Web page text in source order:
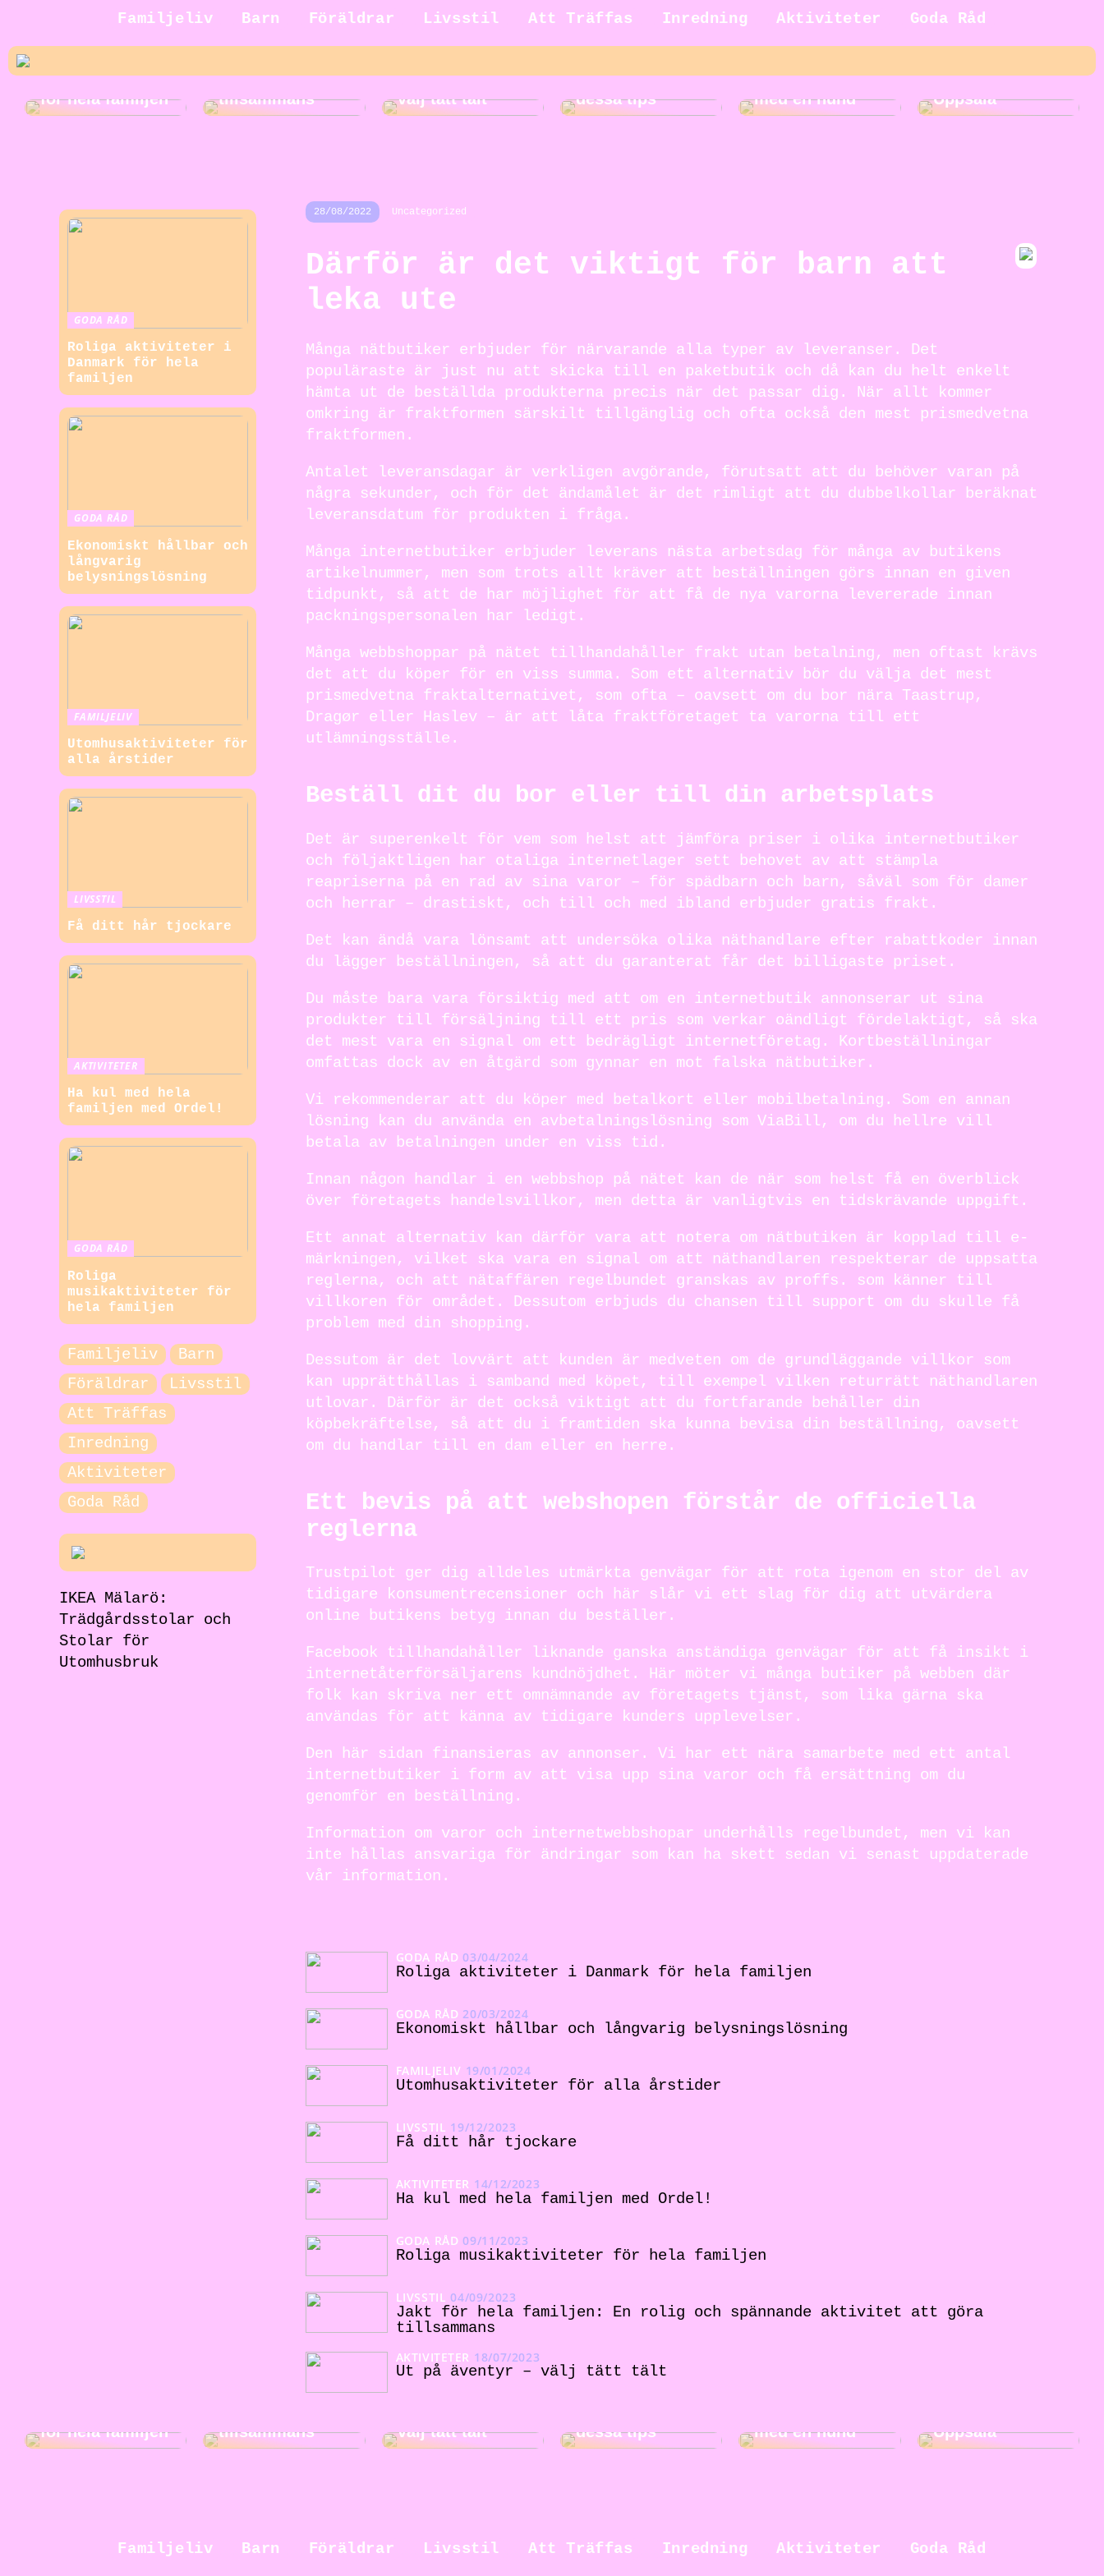
Familjeliv Barn Föräldrar Livsstil Att Träffas Inredning Aktiviteter Goda Råd
för hela familjen
Jakt för hela
rolig och
tillsammans
välj tätt tält
dessa tips
med en hund
Uppsala
28/08/2022 Uncategorized
Därför är det viktigt för barn att
leka ute
Många nätbutiker erbjuder för närvarande alla typer av leveranser. Det
populäraste är just nu att skicka till en paketbutik och då kan du helt enkelt
hämta ut de beställda produkterna precis när det passar dig. När allt kommer
omkring är fraktformen särskilt tillgänglig och ofta också den mest prismedvetna
fraktformen.
Antalet leveransdagar är verkligen avgörande, förutsatt att du behöver varan på
några sekunder, och för det ändamålet är det rimligt att du dubbelkollar beräknat
leveransdatum för produkten i fråga.
Många internetbutiker erbjuder leverans nästa arbetsdag för många av butikens
artikelnummer, men som trots allt kräver att beställningen görs innan en given
tidpunkt, så att de har möjlighet för att få de nya varorna levererade innan
packningspersonalen har ledigt.
Många webbshoppar på nätet tillhandahåller frakt utan betalning, men oftast krävs
det att du köper för en viss summa. Som ett alternativ bör du välja det mest
prismedvetna fraktalternativet, som ofta – oavsett om du bor nära Taastrup,
Dragør eller Haslev – är att låta fraktföretaget ta varorna till ett
utlämningsställe.
Beställ dit du bor eller till din arbetsplats
Det är superenkelt för vem som helst att jämföra priser i olika internetbutiker
och följaktligen har otaliga internetlager sett behovet av att stämpla
reapriserna på en rad av sina varor – för spädbarn och barn, såväl som för damer
och herrar – drastiskt, och till och med ibland erbjuder gratis frakt.
Det kan ändå vara lönsamt att undersöka olika näthandlare efter rabattkoder innan
du lägger beställningen, så att du garanterat får det billigaste priset.
Du måste bara vara försiktig med att om en internetbutik annonserar ut sina
produkter till försäljning till ett pris som verkar oändligt fördelaktigt, så ska
det mest vara en signal om ett bedrägligt internetföretag. Kortbeställningar
omfattas dock av en åtgärd som gynnar en mot falska nätbutiker.
Vi rekommenderar att du köper med betalkort eller mobilbetalning. Som en annan
lösning kan du använda en avbetalningslösning som ViaBill, om du hellre vill
betala av betalningen under en viss tid.
Innan någon handlar i en webbshop på nätet kan de när som helst få en överblick
över företagets handelsvillkor, men detta är vanligtvis en tidskrävande uppgift.
Ett annat alternativ kan därför vara att notera om nätbutiken är kopplad till e-
märkningen, vilket ska vara en signal om att näthandlaren respekterar de uppsatta
reglerna, och att nätaffären regelbundet granskas av proffs. som känner till
villkoren för området. Dessutom erbjuds du chansen till support om du skulle få
problem med din shopping.
Dessutom är det lovvärt att kunden är medveten om de grundläggande villkor som
kan upprätthållas i samband med köpet, till exempel vilken returrätt näthandlaren
utlovar. Därför är det också viktigt att du fortfarande behåller din
köpbekräftelse, så att du i framtiden ska kunna bevisa din beställning, oavsett
om du handlar till en dam eller en herre.
Ett bevis på att webshopen förstår de officiella
reglerna
Trustpilot ger dig alldeles utmärkta genvägar för att rota igenom en stor del av
tidigare konsumentrecensioner och här slår vi ett slag för dig att utvärdera
online butikens betyg innan du beställer.
Facebook tillhandahåller liknande ganska anständiga genvägar för att få insikt i
internetåterförsäljarens kundnöjdhet. Här möter vi många butiker på webben där
folk kan skriva ner ett omnämnande av företagets tjänst, som lika gärna ska
användas för att känna av tidigare kunders upplevelser.
Den här sidan finansieras av annonser. Vi har ett nära samarbete med ett antal
internetbutiker i form av att visa upp sina varor och få ersättning om du
genomför en beställning.
Information om varor och internetwebbshopar underhålls regelbundet, men vi kan
inte hållas ansvariga för ändringar som kan ha skett sedan vi senast uppdaterade
vår information.
GODA RÅD 03/04/2024
Roliga aktiviteter i Danmark för hela familjen
GODA RÅD 20/03/2024
Ekonomiskt hållbar och långvarig belysningslösning
FAMILJELIV 19/01/2024
Utomhusaktiviteter för alla årstider
LIVSSTIL 19/12/2023
Få ditt hår tjockare
AKTIVITETER 14/12/2023
Ha kul med hela familjen med Ordel!
GODA RÅD 09/11/2023
Roliga musikaktiviteter för hela familjen
LIVSSTIL 04/09/2023
Jakt för hela familjen: En rolig och spännande aktivitet att göra
tillsammans
AKTIVITETER 18/07/2023
Ut på äventyr – välj tätt tält
GODA RÅD
Roliga aktiviteter i
Danmark för hela
familjen
GODA RÅD
Ekonomiskt hållbar och
långvarig
belysningslösning
FAMILJELIV
Utomhusaktiviteter för
alla årstider
LIVSSTIL
Få ditt hår tjockare
AKTIVITETER
Ha kul med hela
familjen med Ordel!
GODA RÅD
Roliga
musikaktiviteter för
hela familjen
Familjeliv
Barn
Föräldrar
Livsstil
Att Träffas
Inredning
Aktiviteter
Goda Råd
IKEA Mälarö:
Trädgårdsstolar och
Stolar för
Utomhusbruk
för hela familjen
Jakt för hela
familjen: En
tillsammans
välj tätt tält
dessa tips
med en hund
Uppsala
Familjeliv Barn Föräldrar Livsstil Att Träffas Inredning Aktiviteter Goda Råd